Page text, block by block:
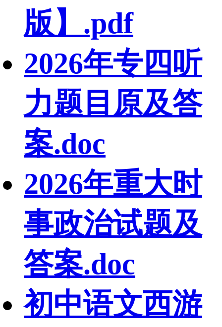
版】.pdf
2026年专四听
力题目原及答
案.doc
2026年重大时
事政治试题及
答案.doc
初中语文西游